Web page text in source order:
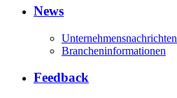
News
Unternehmensnachrichten
Brancheninformationen
Feedback